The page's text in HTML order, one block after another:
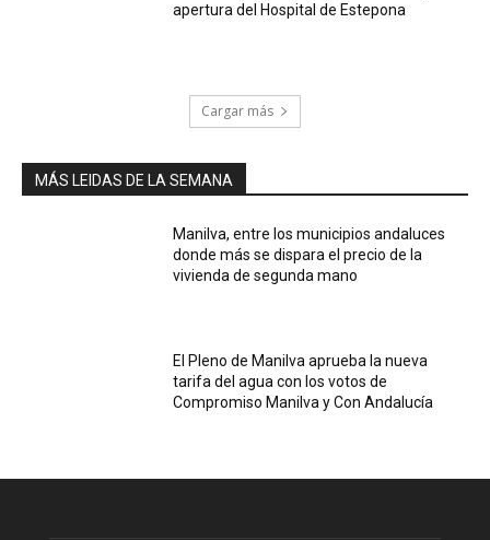
apertura del Hospital de Estepona
Cargar más
MÁS LEIDAS DE LA SEMANA
Manilva, entre los municipios andaluces
donde más se dispara el precio de la
vivienda de segunda mano
El Pleno de Manilva aprueba la nueva
tarifa del agua con los votos de
Compromiso Manilva y Con Andalucía